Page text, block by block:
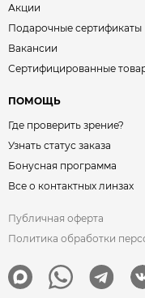
Акции
Подарочные сертификаты
Вакансии
Сертифицированные
ПОМОЩЬ
Где проверить зрение?
Узнать статус заказа
Бонусная программа
Все о контактных линзах
Публичная оферта
Политика обработки